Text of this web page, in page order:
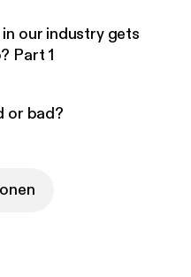
our industry gets
Part 1
or bad?